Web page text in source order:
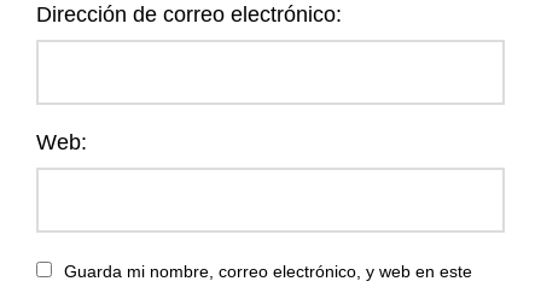
Dirección de correo electrónico:
Web:
Guarda mi nombre, correo electrónico, y web en este